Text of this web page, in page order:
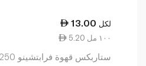
13.00 لكل
5.20 ١٠٠ مل
ستاربكس قهوة فرابتشينو 250 مل